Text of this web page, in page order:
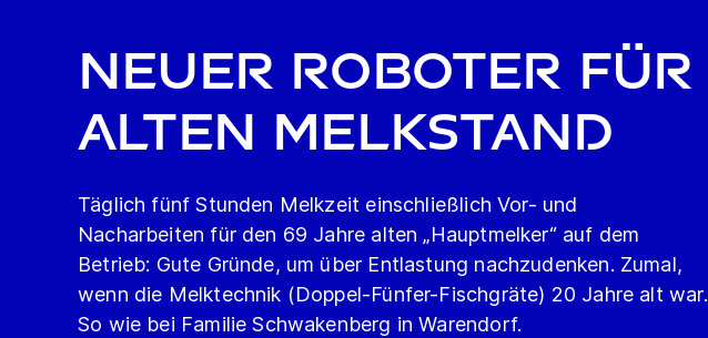
Neuer Roboter für
alten Melkstand
Täglich fünf Stunden Melkzeit einschließlich Vor- und
Nacharbeiten für den 69 Jahre alten „Hauptmelker“ auf dem
Betrieb: Gute Gründe, um über Entlastung nachzudenken. Zumal,
wenn die Melktechnik (Doppel-Fünfer-Fischgräte) 20 Jahre alt war.
So wie bei Familie Schwakenberg in Warendorf.